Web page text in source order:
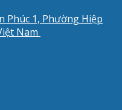
Phúc 1, Phường Hiệp
Nam